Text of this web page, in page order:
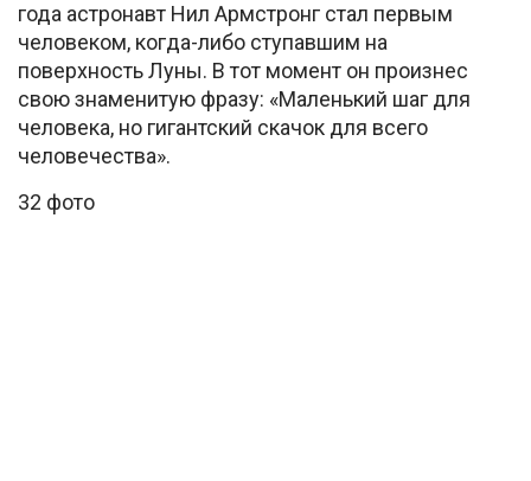
года астронавт Нил Армстронг стал первым
человеком, когда-либо ступавшим на
поверхность Луны. В тот момент он произнес
свою знаменитую фразу: «Маленький шаг для
человека, но гигантский скачок для всего
человечества».
32 фото